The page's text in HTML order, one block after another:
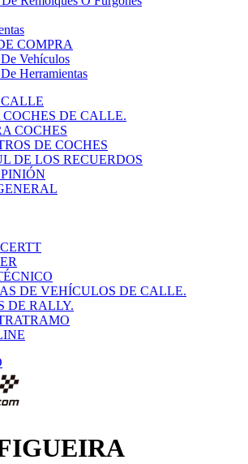
COMPRA
Vehículos
Herramientas
DE CALLE.
COCHES
DE COCHES
DE LOS RECUERDOS
DE VEHÍCULOS DE CALLE.
DE RALLY.